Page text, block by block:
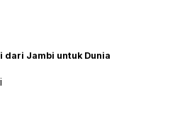
dari Jambi untuk Dunia